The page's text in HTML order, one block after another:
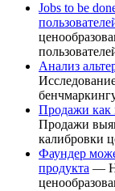
Jobs to be
Анализ
Продажи как
Продажи
калибровки
Фаундер
продукта —